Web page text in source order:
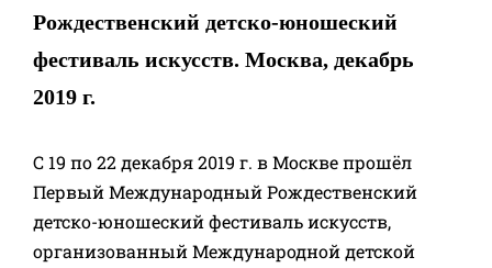
Рождественский детско-юношеский
фестиваль искусств. Москва, декабрь
2019 г.
С 19 по 22 декабря 2019 г. в Москве прошёл
Первый Международный Рождественский
детско-юношеский фестиваль искусств,
организованный Международной детской